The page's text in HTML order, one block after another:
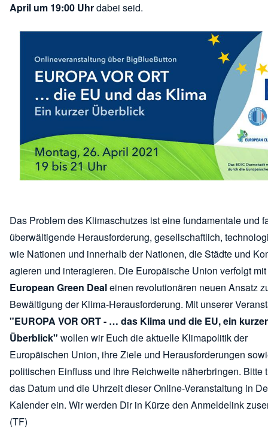
April um 19:00 Uhrdabei seid.
Das Problem des Klimaschutzes ist eine fundamentale und
überwältigende Herausforderung, gesellschaftlich,
wie Nationen und innerhalb der Nationen, die Städte und
agieren und interagieren. Die Europäische Union verfolgt
European Green Dealeinen revolutionären neuen Ansatz
Bewältigung der Klima-Herausforderung. Mit unserer
"EUROPA VOR ORT - … das Klima und die EU, ein kurzer
Überblick" wollen wir Euch die aktuelle Klimapolitik der
Europäischen Union, ihre Ziele und Herausforderungen
politischen Einfluss und ihre Reichweite näherbringen. Bitte
das Datum und die Uhrzeit dieser Online-Veranstaltung in
Kalender ein. Wir werden Dir in Kürze den Anmeldelink
(TF)